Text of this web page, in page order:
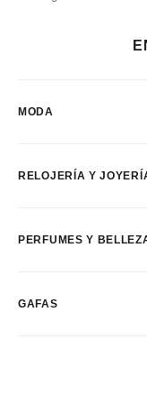
MODA
RELOJERÍA Y
PERFUMES Y
GAFAS